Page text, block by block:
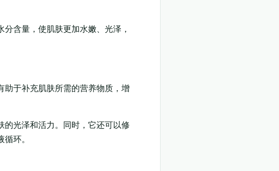
含量，使肌肤更加水嫩、光泽，
于补充肌肤所需的营养物质，增
光泽和活力。同时，它还可以修
环。